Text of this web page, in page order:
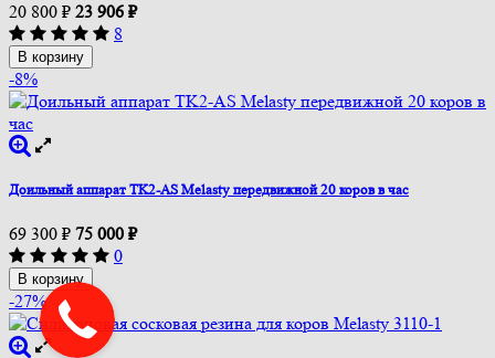
20 800 ₽ 23 906 ₽
8
В корзину
-8%
Доильный аппарат TK2-AS Melasty передвижной 20 коров в час
69 300 ₽ 75 000 ₽
0
В корзину
-27%